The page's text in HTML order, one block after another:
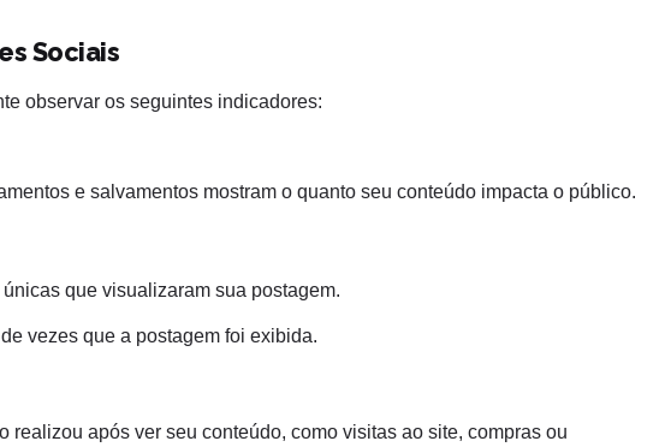
Sociais
observar os seguintes indicadores:
e salvamentos mostram o quanto seu conteúdo impacta o público.
que visualizaram sua postagem.
vezes que a postagem foi exibida.
realizou após ver seu conteúdo, como visitas ao site, compras ou